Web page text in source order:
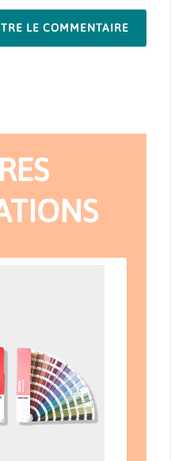
LE COMMENTAIRE